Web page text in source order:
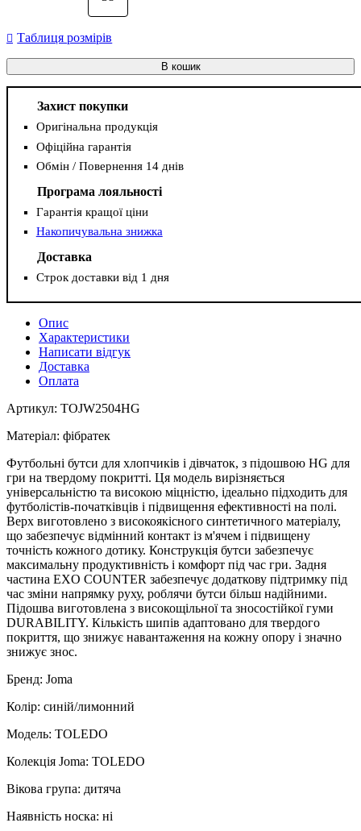
Таблиця розмірів
В кошик
Захист покупки
Оригінальна продукція
Офіційна гарантія
Обмін / Повернення 14 днів
Програма лояльності
Гарантія кращої ціни
Накопичувальна знижка
Доставка
Строк доставки від 1 дня
Опис
Характеристики
Написати відгук
Доставка
Оплата
Артикул: TOJW2504HG
Матеріал: фібратек
Футбольні бутси для хлопчиків і дівчаток, з підошвою HG для
гри на твердому покритті. Ця модель вирізняється
універсальністю та високою міцністю, ідеально підходить для
футболістів-початківців і підвищення ефективності на полі.
Верх виготовлено з високоякісного синтетичного матеріалу,
що забезпечує відмінний контакт із м'ячем і підвищену
точність кожного дотику. Конструкція бутси забезпечує
максимальну продуктивність і комфорт під час гри. Задня
частина EXO COUNTER забезпечує додаткову підтримку під
час зміни напрямку руху, роблячи бутси більш надійними.
Підошва виготовлена з високощільної та зносостійкої гуми
DURABILITY. Кількість шипів адаптовано для твердого
покриття, що знижує навантаження на кожну опору і значно
знижує знос.
Бренд: Joma
Колір: синій/лимонний
Модель: TOLEDO
Колекція Joma: TOLEDO
Вікова група: дитяча
Наявність носка: ні